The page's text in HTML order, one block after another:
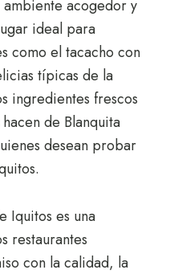
acogedor y
ideal para
como el tacacho con
típicas de la
ingredientes frescos
de Blanquita
desean probar
Iquitos es una
restaurantes
con la calidad, la